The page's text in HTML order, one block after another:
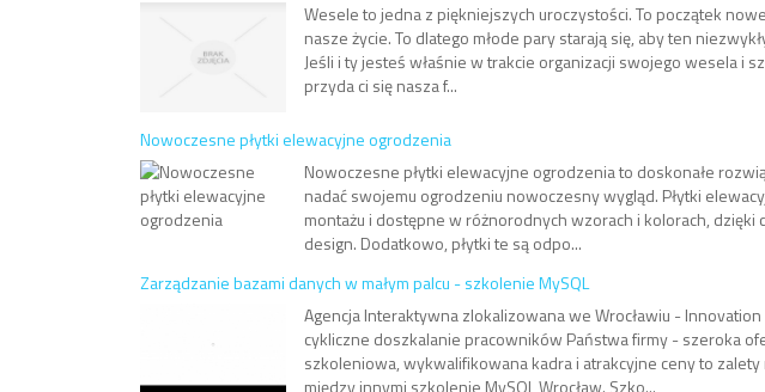
Wesele to jedna z piękniejszych uroczystości. To początek
nasze życie. To dlatego młode pary starają się, aby ten
Jeśli i ty jesteś właśnie w trakcie organizacji swojego wesela i
przyda ci się nasza f...
Nowoczesne płytki elewacyjne ogrodzenia
Nowoczesne płytki elewacyjne ogrodzenia to doskonałe
nadać swojemu ogrodzeniu nowoczesny wygląd. Płytki
montażu i dostępne w różnorodnych wzorach i kolorach, dzięki
design. Dodatkowo, płytki te są odpo...
Zarządzanie bazami danych w małym palcu - szkolenie MySQL
Agencja Interaktywna zlokalizowana we Wrocławiu -
cykliczne doszkalanie pracowników Państwa firmy - szeroka
szkoleniowa, wykwalifikowana kadra i atrakcyjne ceny to
między innymi szkolenie MySQL Wrocław. Szko...